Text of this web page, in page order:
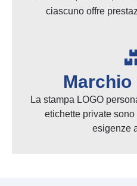
ciascuno offre
Marchio
La stampa LOGO
etichette private
esigenze